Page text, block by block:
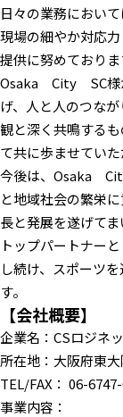
日々の業務におい
現場の細やか対応
提供に努めておりま
Osaka City SC様
げ、人と人のつな
観と深く共鳴する
て共に歩ませていた
今後は、Osaka
と地域社会の繁栄
長と発展を遂げてま
トップパートナー
し続け、スポーツ
す。
【会社概要】
企業名：CSロジネ
所在地：大阪府東
TEL/FAX： 06-
事業内容：